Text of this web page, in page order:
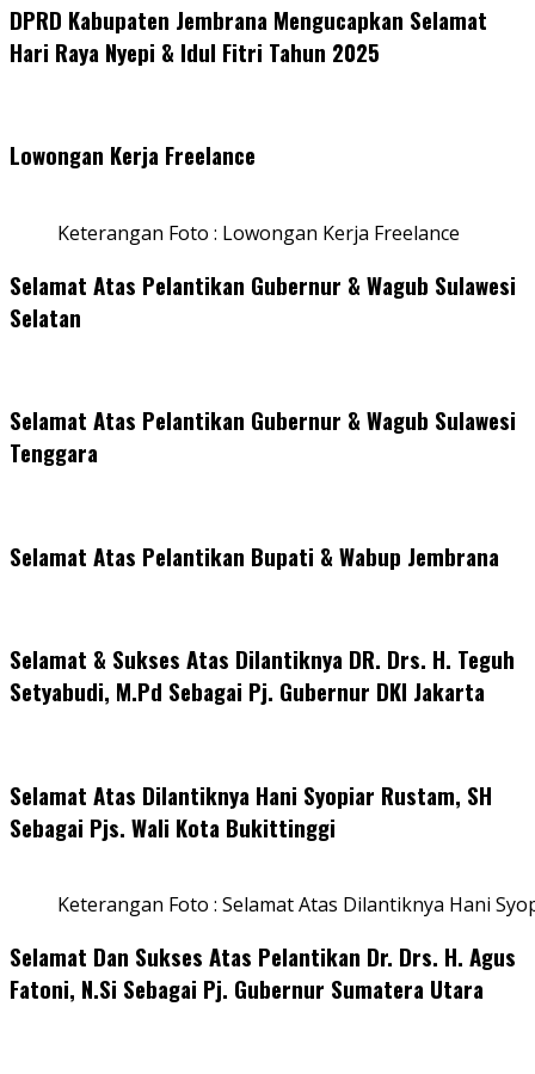
DPRD Kabupaten Jembrana Mengucapkan Selamat
Hari Raya Nyepi & Idul Fitri Tahun 2025
Lowongan Kerja Freelance
Keterangan Foto : Lowongan Kerja Freelance
Selamat Atas Pelantikan Gubernur & Wagub Sulawesi
Selatan
Selamat Atas Pelantikan Gubernur & Wagub Sulawesi
Tenggara
Selamat Atas Pelantikan Bupati & Wabup Jembrana
Selamat & Sukses Atas Dilantiknya DR. Drs. H. Teguh
Setyabudi, M.Pd Sebagai Pj. Gubernur DKI Jakarta
Selamat Atas Dilantiknya Hani Syopiar Rustam, SH
Sebagai Pjs. Wali Kota Bukittinggi
Keterangan Foto : Selamat Atas Dilantiknya Hani
Selamat Dan Sukses Atas Pelantikan Dr. Drs. H. Agus
Fatoni, N.Si Sebagai Pj. Gubernur Sumatera Utara